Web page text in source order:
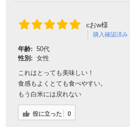
cおw様
購入確認済み
年齢: 50代
性別: 女性
これはとっても美味しい！
食感もよくとても食べやすい。
もう白米には戻れない
役に立った 0